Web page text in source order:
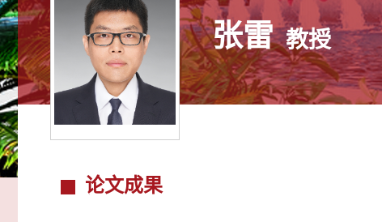
张雷 教授
论文成果